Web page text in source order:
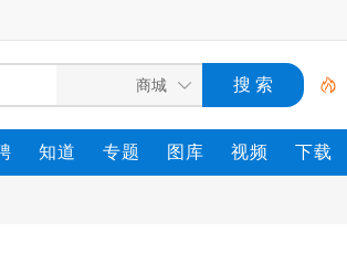
知道 专题 图库 视频 下载